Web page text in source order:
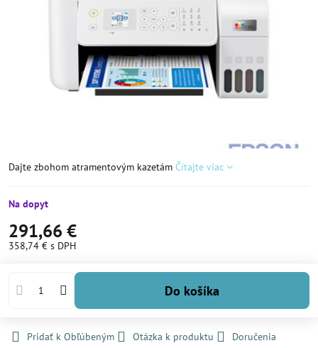
Dajte zbohom atramentovým kazetám Čítajte viac
Na dopyt
291,66 €
358,74 € s DPH
Do košíka
Pridať k Obľúbeným Otázka k produktu
Doručenia